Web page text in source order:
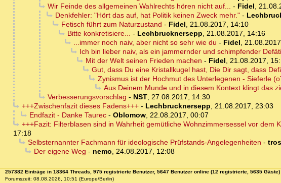
Wir Feinde des allgemeinen Wahlrechts hören nicht auf... - Fidel,
Denkfehler: "Hört das auf, hat Politik keinen Zweck mehr."-
Fetisch führt zum Naturzustand - Fidel, 21.08.2017, 14:10
Bitte konkretisiere... - Lechbrucknersepp, 21.08.2017, 14:16
...immer noch naiv, aber nicht so sehr wie du - Fidel,
Ich bin lieber naiv, als ein jammernder und schimpfender
Mit der Welt seinen Frieden machen - Fidel, 21.08.2017,
Gut, dass Du eine Kristallkugel hast, Die Dir sagt, dass
Zynismus ist der Hochmut des Unterlegenen - Sieferle
Aus Deinem Munde und in diesem Kontext klingt das
Verbesserungsvorschlag - NST, 27.08.2017, 14:30
+++Zwischenfazit dieses Fadens+++- Lechbrucknersepp, 21.08.2017, 23:03
Endfazit - Danke Taurec- Oblomow, 22.08.2017, 00:07
+++Fazit: Filterblasen sind in Wahrheit gemütliche Wohnzimmersessel vor dem
17:18
Selbsternannter Fachmann für ideologische Prüfstands-Angelegenheiten -
Der eigene Weg - nemo, 24.08.2017, 12:08
257382 Einträge in 18364 Threads, 975 registrierte Benutzer, 5647 Benutzer online (12 registrierte, 5635 Gäste)
Forumszeit: 08.08.2026, 10:51 (Europe/Berlin)